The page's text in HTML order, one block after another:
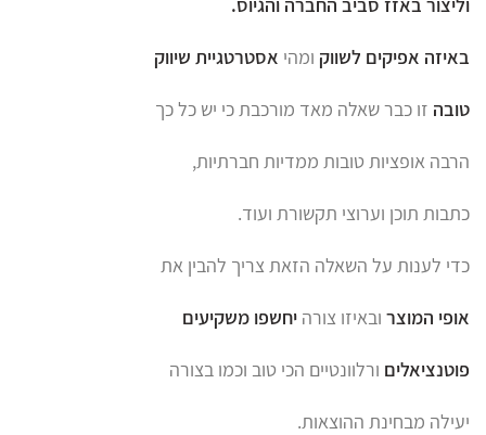
באיזה אפיקים לשווק ומהי אסטרטגיית שיווק
טובה זו כבר שאלה מאד מורכבת כי יש כל כך
הרבה אופציות טובות ממדיות חברתיות,
כתבות תוכן וערוצי תקשורת ועוד.
כדי לענות על השאלה הזאת צריך להבין את
אופי המוצר ובאיזו צורה יחשפו משקיעים
פוטנציאלים ורלוונטיים הכי טוב וכמו בצורה
יעילה מבחינת ההוצאות.